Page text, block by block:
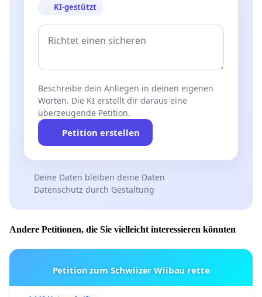
KI-gestützt
Beschreibe dein Anliegen in deinen eigenen
Worten. Die KI erstellt dir daraus eine
überzeugende Petition.
Petition erstellen
Deine Daten bleiben deine Daten
Datenschutz durch Gestaltung
Andere Petitionen, die Sie vielleicht interessieren könnten
Petition zum Schwiizer Wiibau rette